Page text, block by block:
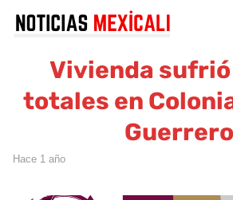
Vivienda
totales en
Guerrero
hace 1 año